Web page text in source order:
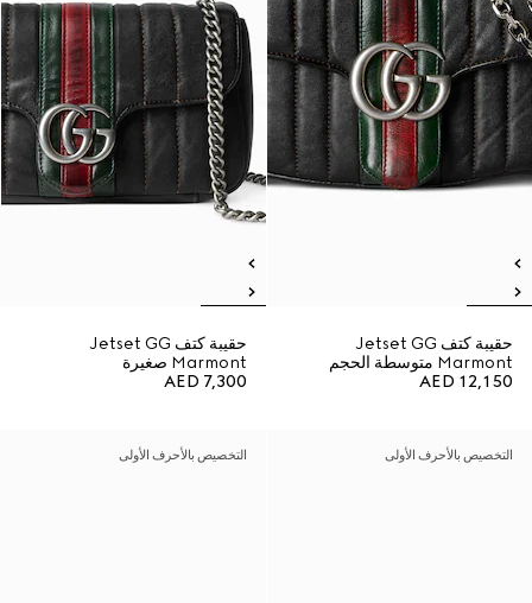
حقيبة كتف Jetset GG
Marmont متوسطة الحجم
AED 12,150
حقيبة كتف Jetset GG
Marmont صغيرة
AED 7,300
التخصيص بالأحرف الأولى التخصيص بالأحرف الأولى